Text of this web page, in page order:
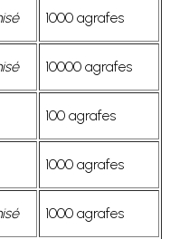
1000 agrafes
10000 agrafes
100 agrafes
1000 agrafes
1000 agrafes